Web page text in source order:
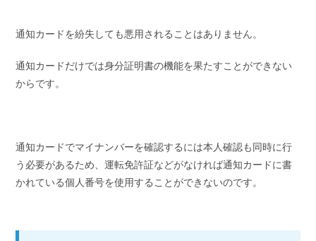
通知カードを紛失しても悪用されることはありません。
通知カードだけでは身分証明書の機能を果たすことができない
からです。
通知カードでマイナンバーを確認するには本人確認も同時に行
う必要があるため、運転免許証などがなければ通知カードに書
かれている個人番号を使用することができないのです。